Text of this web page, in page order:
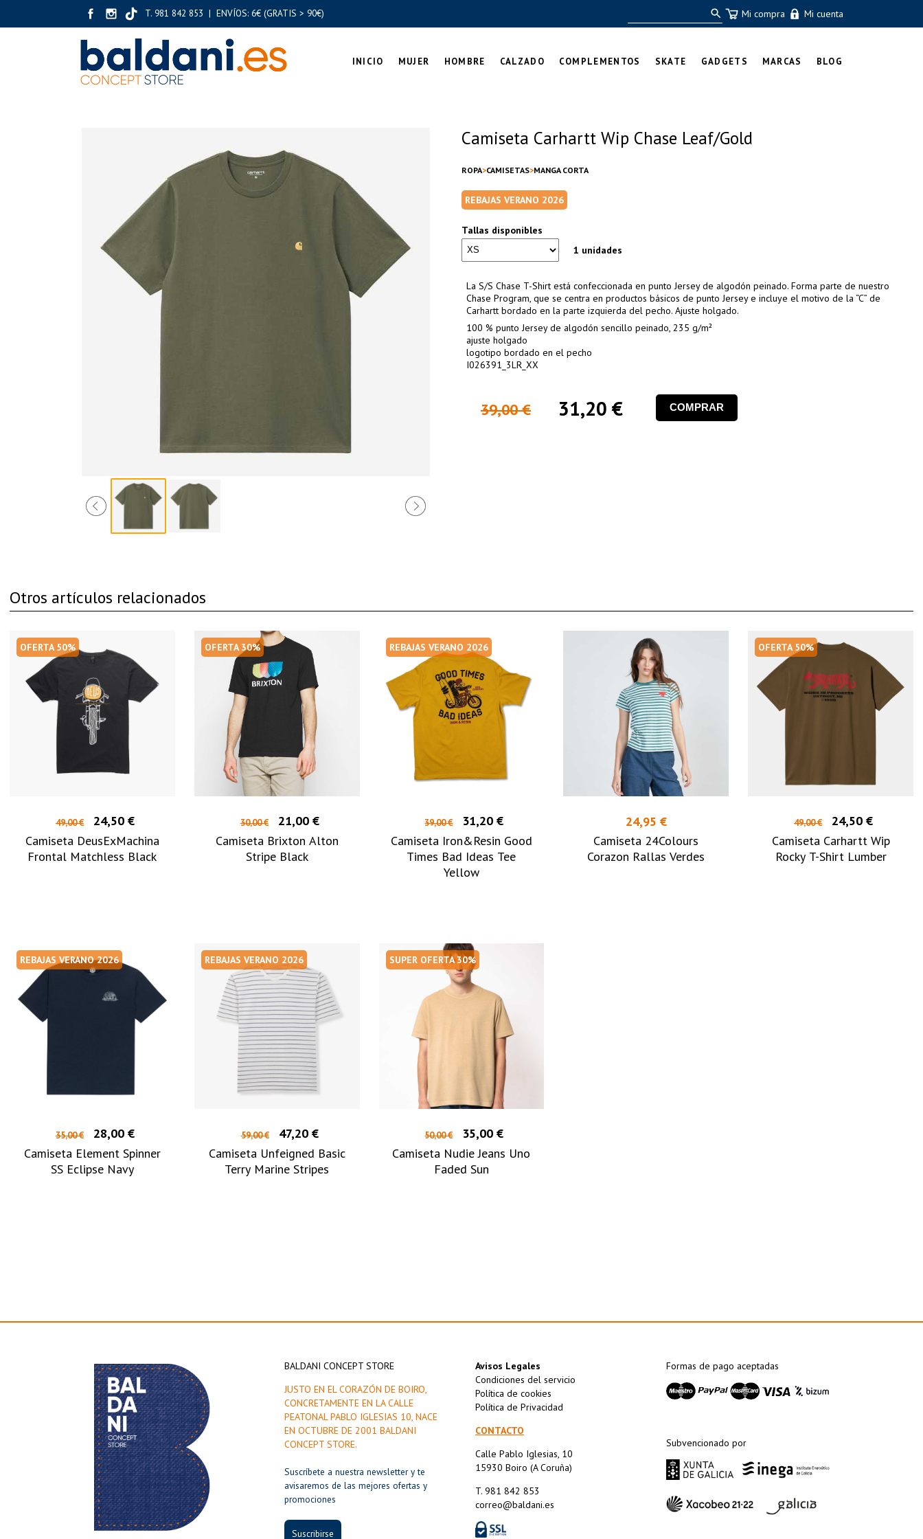
T. 981 842 853 | ENVÍOS: 6€ (GRATIS > 90€) Mi compra Mi cuenta
INICIO MUJER HOMBRE CALZADO COMPLEMENTOS SKATE GADGETS MARCAS BLOG
Camiseta Carhartt Wip Chase Leaf/Gold
ROPA CAMISETAS MANGA CORTA
REBAJAS VERANO 2026
Tallas disponibles
1 unidades
La S/S Chase T-Shirt está confeccionada en punto Jersey de algodón peinado. Forma parte de nuestro
Chase Program, que se centra en productos básicos de punto Jersey e incluye el motivo de la “C” de
Carhartt bordado en la parte izquierda del pecho. Ajuste holgado.
100 % punto Jersey de algodón sencillo peinado, 235 g/m²
ajuste holgado
logotipo bordado en el pecho
I026391_3LR_XX
39,00 € 31,20 € COMPRAR
Otros artículos relacionados
OFERTA 50%
49,00 €
24,50 €
Camiseta DeusExMachina
Frontal Matchless Black
OFERTA 30%
30,00 €
21,00 €
Camiseta Brixton Alton
Stripe Black
REBAJAS VERANO 2026
39,00 €
31,20 €
Camiseta Iron&Resin Good
Times Bad Ideas Tee
Yellow
24,95 €
Camiseta 24Colours
Corazon Rallas Verdes
OFERTA 50%
49,00 €
24,50 €
Camiseta Carhartt Wip
Rocky T-Shirt Lumber
REBAJAS VERANO 2026
35,00 €
28,00 €
Camiseta Element Spinner
SS Eclipse Navy
REBAJAS VERANO 2026
59,00 €
47,20 €
Camiseta Unfeigned Basic
Terry Marine Stripes
SUPER OFERTA 30%
50,00 €
35,00 €
Camiseta Nudie Jeans Uno
Faded Sun
BALDANI CONCEPT STORE
JUSTO EN EL CORAZÓN DE BOIRO,
CONCRETAMENTE EN LA CALLE
PEATONAL PABLO IGLESIAS 10, NACE
EN OCTUBRE DE 2001 BALDANI
CONCEPT STORE.
Suscríbete a nuestra newsletter y te
avisaremos de las mejores ofertas y
promociones
Suscribirse
Avisos Legales
Condiciones del servicio
Política de cookies
Política de Privacidad
CONTACTO
Calle Pablo Iglesias, 10
15930 Boiro (A Coruña)
T. 981 842 853
correo@baldani.es
Formas de pago aceptadas
Subvencionado por